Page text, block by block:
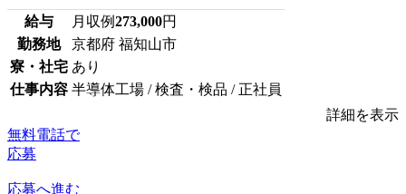
給与 月収例273,000円
勤務地
京都府 福知山市
寮・社宅 あり
仕事内容 半導体工場 / 検査・検品 / 正社員
詳細を表示
無料電話で
応募
応募へ進む